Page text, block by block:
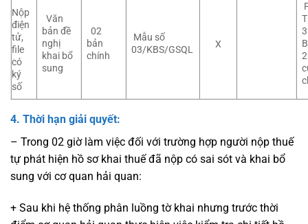
Nộp
điện
tử,
file
có
ký
số
Văn
bản đề
nghị
khai bổ
sung
02
bản
chính
Mẫu số
03/KBS/GSQL
X
4. Thời hạn giải quyết:
– Trong 02 giờ làm việc đối với trường hợp người nộp thuế
tự phát hiện hồ sơ khai thuế đã nộp có sai sót và khai bổ
sung với cơ quan hải quan:
+ Sau khi hệ thống phân luồng tờ khai nhưng trước thời